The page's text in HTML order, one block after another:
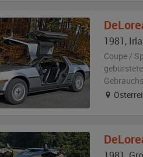
1981,
Coupe /